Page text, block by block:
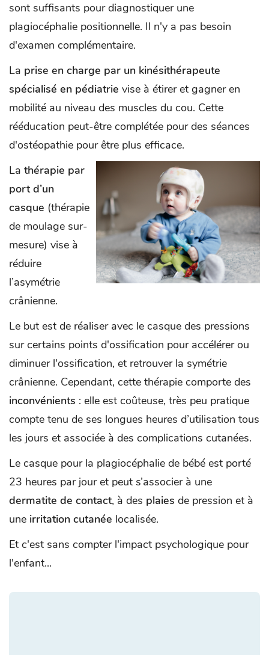
sont suffisants pour diagnostiquer une
plagiocéphalie positionnelle. Il n'y a pas besoin
d'examen complémentaire.
La prise en charge par un kinésithérapeute
spécialisé en pédiatrie vise à étirer et gagner en
mobilité au niveau des muscles du cou. Cette
rééducation peut-être complétée pour des séances
d'ostéopathie pour être plus efficace.
La thérapie par
port d’un
casque (thérapie
de moulage sur-
mesure) vise à
réduire
l’asymétrie
crânienne.
Le but est de réaliser avec le casque des pressions
sur certains points d'ossification pour accélérer ou
diminuer l'ossification, et retrouver la symétrie
crânienne. Cependant, cette thérapie comporte des
inconvénients : elle est coûteuse, très peu pratique
compte tenu de ses longues heures d’utilisation tous
les jours et associée à des complications cutanées.
Le casque pour la plagiocéphalie de bébé est porté
23 heures par jour et peut s’associer à une
dermatite de contact, à des plaies de pression et à
une irritation cutanée localisée.
Et c'est sans compter l'impact psychologique pour
l'enfant...